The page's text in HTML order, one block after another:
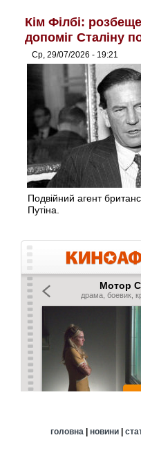
Кім Філбі:
допоміг Сталіну
Ср, 29/07/2026 - 19:21
Подвійний агент
Путіна.
головна | новини|